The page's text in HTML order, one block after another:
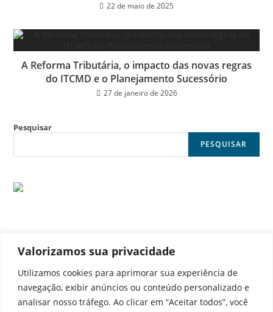
Valorizamos sua privacidade
Utilizamos cookies para aprimorar sua experiência de
navegação, exibir anúncios ou conteúdo personalizado e
analisar nosso tráfego. Ao clicar em “Aceitar todos”, você
22 de maio de 2025
A Reforma Tributária, o impacto das novas regras
do ITCMD e o Planejamento Sucessório
27 de janeiro de 2026
Pesquisar
PESQUISAR